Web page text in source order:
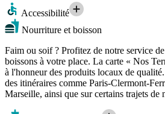
Accessibilité
Nourriture et boisson
Faim ou soif ? Profitez de notre service
boissons à votre place. La carte « Nos
à l'honneur des produits locaux de
des itinéraires comme Paris-Clermont-
Marseille, ainsi que sur certains trajets de